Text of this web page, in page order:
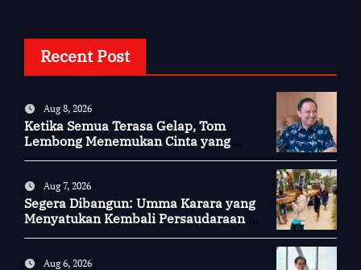
Recent Post
Aug 8, 2026
Ketika Semua Terasa Gelap, Tom
Lembong Menemukan Cinta yang
Aug 7, 2026
Segera Dibangun: Umma Karara yang
Menyatukan Kembali Persaudaraan di
Aug 6, 2026